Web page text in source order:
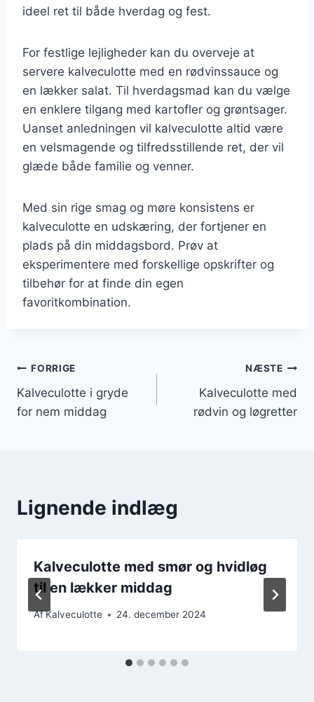
ideel ret til både hverdag og fest.
For festlige lejligheder kan du overveje at
servere kalveculotte med en rødvinssauce og
en lækker salat. Til hverdagsmad kan du vælge
en enklere tilgang med kartofler og grøntsager.
Uanset anledningen vil kalveculotte altid være
en velsmagende og tilfredsstillende ret, der vil
glæde både familie og venner.
Med sin rige smag og møre konsistens er
kalveculotte en udskæring, der fortjener en
plads på din middagsbord. Prøv at
eksperimentere med forskellige opskrifter og
tilbehør for at finde din egen
favoritkombination.
Indlægsnavigation
FORRIGE
Kalveculotte i gryde
for nem middag
NÆSTE
Kalveculotte med
rødvin og løgretter
Lignende indlæg
Kalveculotte med smør og hvidløg
til en lækker middag
AfKalveculotte 24. december 2024